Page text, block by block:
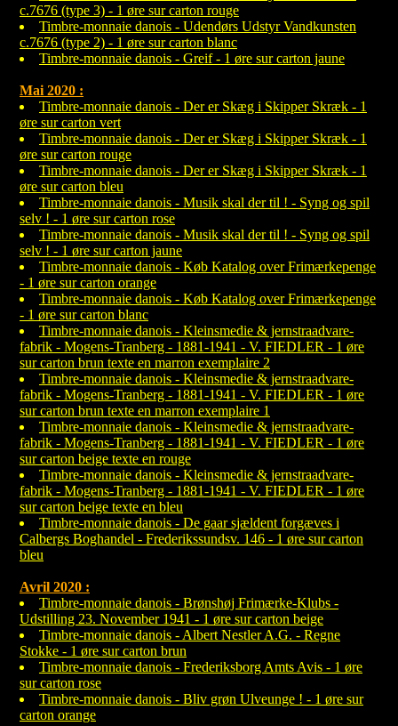
c.7676 (type 3) - 1 øre sur carton rouge
Timbre-monnaie danois - Udendørs Udstyr Vandkunsten
c.7676 (type 2) - 1 øre sur carton blanc
Timbre-monnaie danois - Greif - 1 øre sur carton jaune
Mai 2020 :
Timbre-monnaie danois - Der er Skæg i Skipper Skræk - 1
øre sur carton vert
Timbre-monnaie danois - Der er Skæg i Skipper Skræk - 1
øre sur carton rouge
Timbre-monnaie danois - Der er Skæg i Skipper Skræk - 1
øre sur carton bleu
Timbre-monnaie danois - Musik skal der til ! - Syng og spil
selv ! - 1 øre sur carton rose
Timbre-monnaie danois - Musik skal der til ! - Syng og spil
selv ! - 1 øre sur carton jaune
Timbre-monnaie danois - Køb Katalog over Frimærkepenge
- 1 øre sur carton orange
Timbre-monnaie danois - Køb Katalog over Frimærkepenge
- 1 øre sur carton blanc
Timbre-monnaie danois - Kleinsmedie & jernstraadvare-
fabrik - Mogens-Tranberg - 1881-1941 - V. FIEDLER - 1 øre
sur carton brun texte en marron exemplaire 2
Timbre-monnaie danois - Kleinsmedie & jernstraadvare-
fabrik - Mogens-Tranberg - 1881-1941 - V. FIEDLER - 1 øre
sur carton brun texte en marron exemplaire 1
Timbre-monnaie danois - Kleinsmedie & jernstraadvare-
fabrik - Mogens-Tranberg - 1881-1941 - V. FIEDLER - 1 øre
sur carton beige texte en rouge
Timbre-monnaie danois - Kleinsmedie & jernstraadvare-
fabrik - Mogens-Tranberg - 1881-1941 - V. FIEDLER - 1 øre
sur carton beige texte en bleu
Timbre-monnaie danois - De gaar sjældent forgæves i
Calbergs Boghandel - Frederikssundsv. 146 - 1 øre sur carton
bleu
Avril 2020 :
Timbre-monnaie danois - Brønshøj Frimærke-Klubs -
Udstilling 23. November 1941 - 1 øre sur carton beige
Timbre-monnaie danois - Albert Nestler A.G. - Regne
Stokke - 1 øre sur carton brun
Timbre-monnaie danois - Frederiksborg Amts Avis - 1 øre
sur carton rose
Timbre-monnaie danois - Bliv grøn Ulveunge ! - 1 øre sur
carton orange